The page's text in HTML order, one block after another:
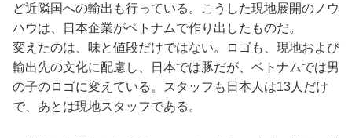
ど近隣国への輸出も行っている。こうした現地展開のノウ
ハウは、日本企業がベトナムで作り出したものだ。
変えたのは、味と値段だけではない。ロゴも、現地および
輸出先の文化に配慮し、日本では豚だが、ベトナムでは男
の子のロゴに変えている。スタッフも日本人は13人だけ
で、あとは現地スタッフである。